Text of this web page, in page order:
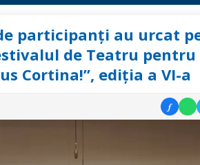
participanți au urcat
de Teatru pentru
Cortina!”, ediția a VI-a
f